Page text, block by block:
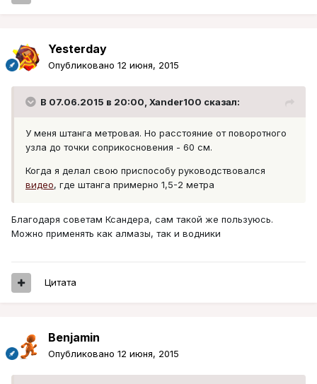
Yesterday
Опубликовано 12 июня, 2015
В 07.06.2015 в 20:00, Xander100 сказал:
У меня штанга метровая. Но расстояние от поворотного
узла до точки соприкосновения - 60 см.
Когда я делал свою приспособу руководствовался
видео, где штанга примерно 1,5-2 метра
Благодаря советам Ксандера, сам такой же пользуюсь.
Можно применять как алмазы, так и водники
Цитата
Benjamin
Опубликовано 12 июня, 2015